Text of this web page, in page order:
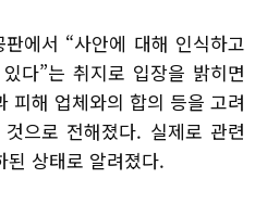
에서 “사안에 대해 인식하고
다”는 취지로 입장을 밝히면
피해 업체와의 합의 등을 고려
으로 전해졌다. 실제로 관련
된 상태로 알려졌다.